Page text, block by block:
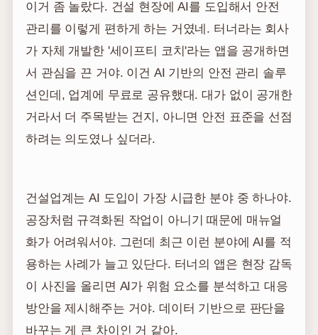
이거 좀 놀랐다. 건설 현장에 AI를 도입해서 안전
관리를 이렇게 편하게 하는 거였네. 터너라는 회사
가 자체 개발한 '세이프티 코치'라는 앱을 공개하면
서 관심을 끈 거야. 이건 AI 기반의 안전 관리 솔루
션인데, 업계에 무료로 공유했대. 대가 없이 공개한
거라서 더 주목받는 건지, 아니면 안전 표준을 선점
하려는 의도였나 싶더라.
건설업계는 AI 도입이 가장 시급한 분야 중 하나야.
공장처럼 규격화된 작업이 아니기 때문에 매뉴얼
화가 어려워서야. 그런데 최근 이런 분야에 AI를 적
용하는 사례가 늘고 있단다. 터너의 앱은 현장 감독
이 사진을 올리면 AI가 위험 요소를 분석하고 대응
방안을 제시해주는 거야. 데이터 기반으로 판단을
바꾸는 게 큰 차이인 거 같아.